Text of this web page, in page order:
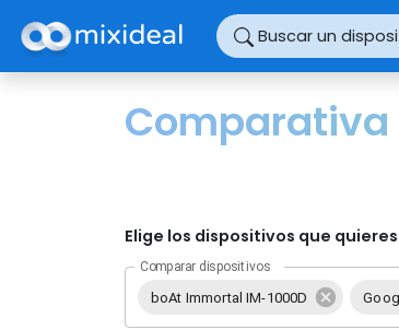
Buscar un
Comparativa
Elige los dispositivos que
Comparar dispositivos
boAt Immortal IM-1000D